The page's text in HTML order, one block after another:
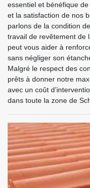
essentiel et bénéfique
et la satisfaction de nos
parlons de la condition
travail de revêtement de
peut vous aider à
sans négliger son
Malgré le respect des
prêts à donner notre
avec un coût
dans toute la zone de